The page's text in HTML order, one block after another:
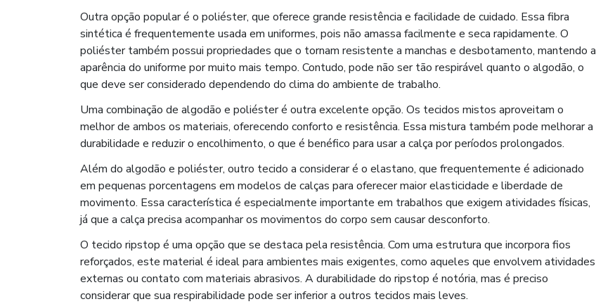
Outra opção popular é o poliéster, que oferece grande resistência e facilidade de cuidado. Essa fibra
sintética é frequentemente usada em uniformes, pois não amassa facilmente e seca rapidamente. O
poliéster também possui propriedades que o tornam resistente a manchas e desbotamento, mantendo a
aparência do uniforme por muito mais tempo. Contudo, pode não ser tão respirável quanto o algodão, o
que deve ser considerado dependendo do clima do ambiente de trabalho.
Uma combinação de algodão e poliéster é outra excelente opção. Os tecidos mistos aproveitam o
melhor de ambos os materiais, oferecendo conforto e resistência. Essa mistura também pode melhorar a
durabilidade e reduzir o encolhimento, o que é benéfico para usar a calça por períodos prolongados.
Além do algodão e poliéster, outro tecido a considerar é o elastano, que frequentemente é adicionado
em pequenas porcentagens em modelos de calças para oferecer maior elasticidade e liberdade de
movimento. Essa característica é especialmente importante em trabalhos que exigem atividades físicas,
já que a calça precisa acompanhar os movimentos do corpo sem causar desconforto.
O tecido ripstop é uma opção que se destaca pela resistência. Com uma estrutura que incorpora fios
reforçados, este material é ideal para ambientes mais exigentes, como aqueles que envolvem atividades
externas ou contato com materiais abrasivos. A durabilidade do ripstop é notória, mas é preciso
considerar que sua respirabilidade pode ser inferior a outros tecidos mais leves.